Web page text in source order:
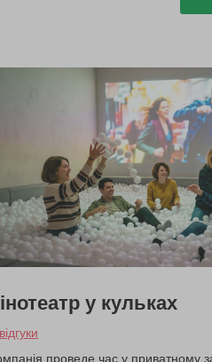
у кульках
проведе час у приватному